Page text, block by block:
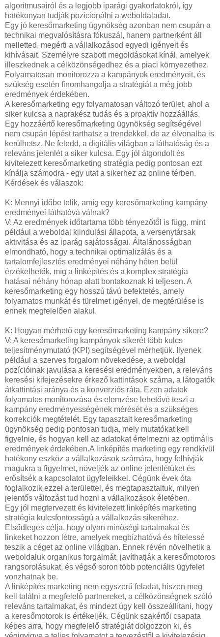
algoritmusairól és a legjobb iparági gyakorlatokról, így
hatékonyan tudják pozícionálni a weboldaladat.
Egy jó keresőmarketing ügynökség azonban nem csupán a
technikai megvalósításra fókuszál, hanem partnerként áll
melletted, megérti a vállalkozásod egyedi igényeit és
kihívásait. Személyre szabott megoldásokat kínál, amelyek
illeszkednek a célközönségedhez és a piaci környezethez.
Folyamatosan monitorozza a kampányok eredményeit, és
szükség esetén finomhangolja a stratégiát a még jobb
eredmények érdekében.
A keresőmarketing egy folyamatosan változó terület, ahol a
siker kulcsa a naprakész tudás és a proaktív hozzáállás.
Egy hozzáértő keresőmarketing ügynökség segítségével
nem csupán lépést tarthatsz a trendekkel, de az élvonalba is
kerülhetsz. Ne feledd, a digitális világban a láthatóság és a
releváns jelenlét a siker kulcsa. Egy jól átgondolt és
kivitelezett keresőmarketing stratégia pedig pontosan ezt
kínálja számodra - egy utat a sikerhez az online térben.
Kérdések és válaszok:
K: Mennyi időbe telik, amíg egy keresőmarketing kampány
eredményei láthatóvá válnak?
V: Az eredmények időtartama több tényezőtől is függ, mint
például a weboldal kiindulási állapota, a versenytársak
aktivitása és az iparág sajátosságai. Általánosságban
elmondható, hogy a technikai optimalizálás és a
tartalomfejlesztés eredményei néhány héten belül
érzékelhetők, míg a linképítés és a komplex stratégia
hatásai néhány hónap alatt bontakoznak ki teljesen. A
keresőmarketing egy hosszú távú befektetés, amely
folyamatos munkát és türelmet igényel, de megtérülése is
ennek megfelelően alakul.
K: Hogyan mérhető egy keresőmarketing kampány sikere?
V: A keresőmarketing kampányok sikerét több kulcs
teljesítménymutató (KPI) segítségével mérhetjük. Ilyenek
például a szerves forgalom növekedése, a weboldal
pozícióinak javulása a keresési eredményekben, a releváns
keresési kifejezésekre érkező kattintások száma, a látogatók
átkattintási aránya és a konverziós ráta. Ezen adatok
folyamatos monitorozása és elemzése lehetővé teszi a
kampány eredményességének mérését és a szükséges
korrekciók megtételét. Egy tapasztalt keresőmarketing
ügynökség pedig pontosan tudja, mely mutatókat kell
figyelnie, és hogyan kell az adatokat értelmezni az optimális
eredmények érdekében.A linképítés marketing egy rendkívül
hatékony eszköz a vállalkozások számára, hogy felhívják
magukra a figyelmet, növeljék az online jelenlétüket és
erősítsék a kapcsolatot ügyfeleikkel. Cégünk évek óta
foglalkozik ezzel a területtel, és megtapasztaltuk, milyen
jelentős változást tud hozni a vállalkozások életében.
Egy jól megtervezett és kivitelezett linképítés marketing
stratégia kulcsfontosságú a vállalkozás sikeréhez.
Elsődleges célja, hogy olyan minőségi tartalmakat és
linkeket hozzon létre, amelyek megbízhatóvá és hitelessé
teszik a céget az online világban. Ennek révén növelhetik a
weboldaluk organikus forgalmát, javíthatják a keresőmotoros
rangsorolásukat, és végső soron több potenciális ügyfelet
vonzhatnak be.
A linképítés marketing nem egyszerű feladat, hiszen meg
kell találni a megfelelő partnereket, a célközönségnek szóló
releváns tartalmakat, és mindezt úgy kell összeállítani, hogy
a keresőmotorok is értékeljék. Cégünk szakértői csapata
képes arra, hogy megfelelő stratégiát dolgozzon ki, és